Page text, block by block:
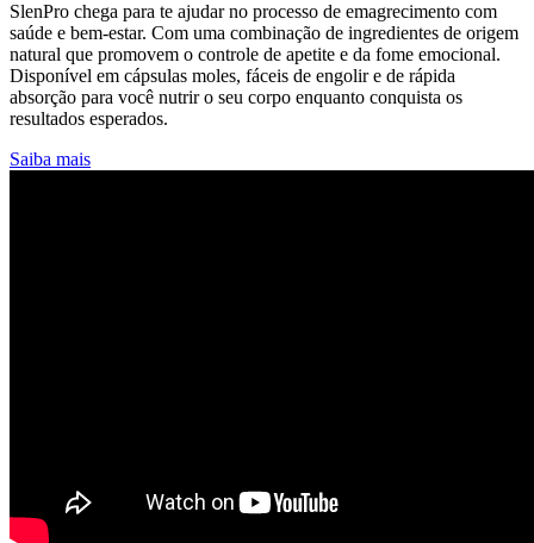
SlenPro chega para te ajudar no processo de emagrecimento com
saúde e bem-estar. Com uma combinação de ingredientes de origem
natural que promovem o controle de apetite e da fome emocional.
Disponível em cápsulas moles, fáceis de engolir e de rápida
absorção para você nutrir o seu corpo enquanto conquista os
resultados esperados.
Saiba mais